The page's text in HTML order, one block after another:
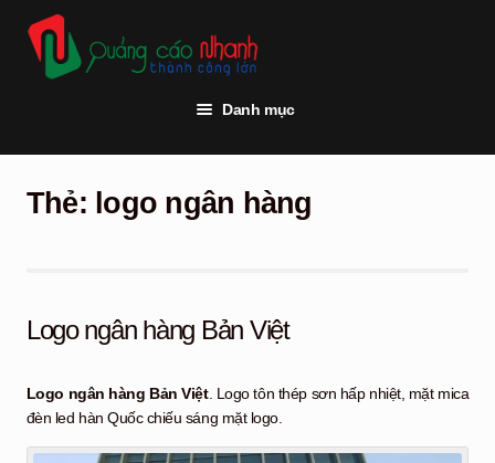
đến
Điều
Chuyển
đến
nội
Danh mục
Thi công quảng cáo
Khách hàng
Tư vấn kỹ thuật
Hỏi đáp
Thẻ: logo ngân hàng
Logo ngân hàng Bản Việt
Logo ngân hàng Bản Việt. Logo tôn thép sơn hấp nhiệt, mặt mica
đèn led hàn Quốc chiếu sáng mặt logo.